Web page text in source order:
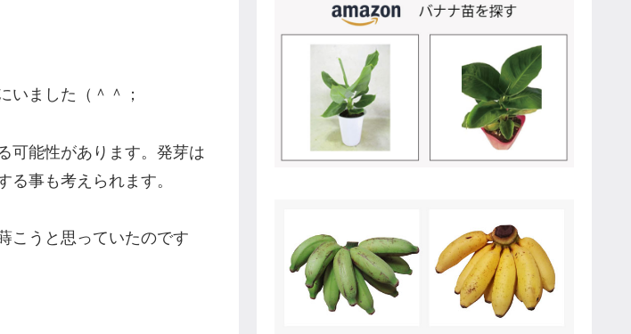
いました（＾＾；
可能性があります。発芽は
事も考えられます。
こうと思っていたのです